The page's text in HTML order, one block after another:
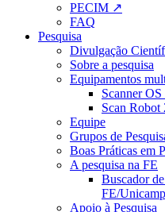
PECIM ↗
FAQ
Pesquisa
Divulgação
Sobre a pesquisa
Equipamentos
Scanner
Scan Robot
Equipe
Grupos de
Boas Práticas em
A pesquisa na FE
Buscador
FE/Unicamp
Apoio à Pesquisa